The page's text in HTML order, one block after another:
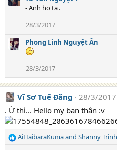
- Anh họ ta .
28/3/2017
Phong Linh Nguyệt Ân
28/3/2017
Vĩ Sơ Tuế Đằng
28/3/2017
. Ừ thì... Hello my bạn thân :v
R
AiHaibaraKumaand Shanny Trinh